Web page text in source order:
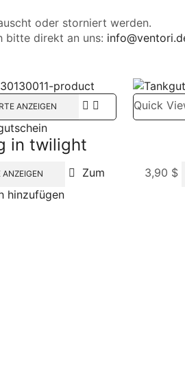
oder storniert werden.
bitte direkt an uns:
ANZEIGEN
in twilight
ANZEIGEN
Zum
hinzufügen
Quick
3,90 $